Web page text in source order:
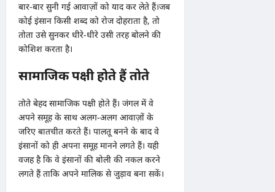
बार-बार सुनी गई आवाज़ों को याद कर लेते हैं।जब
कोई इंसान किसी शब्द को रोज दोहराता है, तो
तोता उसे सुनकर धीरे-धीरे उसी तरह बोलने की
कोशिश करता है।
सामाजिक पक्षी होते हैं तोते
तोते बेहद सामाजिक पक्षी होते हैं। जंगल में वे
अपने समूह के साथ अलग-अलग आवाज़ों के
जरिए बातचीत करते हैं। पालतू बनने के बाद वे
इंसानों को ही अपना समूह मानने लगते हैं। यही
वजह है कि वे इंसानों की बोली की नकल करने
लगते हैं ताकि अपने मालिक से जुड़ाव बना सकें।